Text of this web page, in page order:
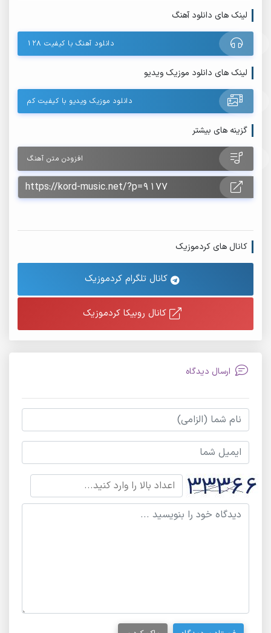
لینک های دانلود آهنگ
دانلود آهنگ با کیفیت ۱۲۸
لینک های دانلود موزیک ویدیو
دانلود موزیک ویدیو با کیفیت کم
گزینه های بیشتر
افزودن متن آهنگ
کانال های کردموزیک
کانال تلگرام کردموزیک
کانال روبیکا کردموزیک
ارسال دیدگاه